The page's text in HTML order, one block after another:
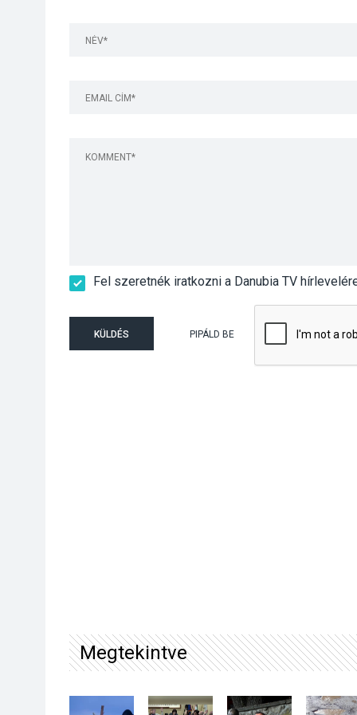
Fel szeretnék iratkozni a Danubia TV
KÜLDÉS PIPÁLD BE
Megtekintve